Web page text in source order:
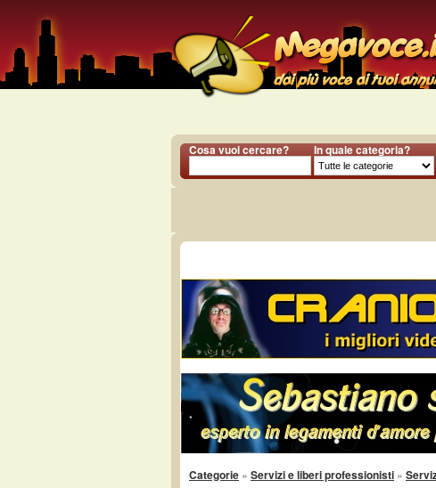
Cosa vuoi cercare? In quale categoria?
Categorie » Servizi e liberi professionisti »